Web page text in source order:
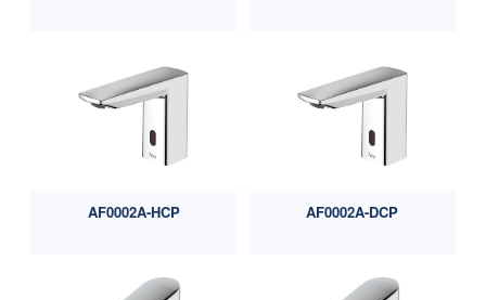
AF0002A-HCP AF0002A-DCP